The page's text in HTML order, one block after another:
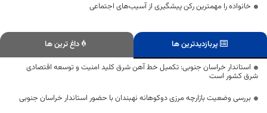
خانواده را مهمترین رکن پیشگیری از آسیب‌های اجتماعی
پربازدیدترین ها
داغ ترین ها
استاندار خراسان جنوبی: تکمیل خط آهن شرق کلید امنیت و توسعه اقتصادی
شرق کشور است
بررسی وضعیت بازارچه مرزی دوکوهانه نهبندان با حضور استاندار خراسان جنوبی